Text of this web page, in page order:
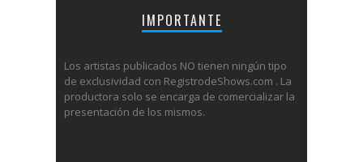
IMPORTANTE
Los artistas publicados NO tienen ningún tipo
de exclusividad con RegistrodeShows.com . La
productora solo se encarga de comercializar la
presentación de los mismos.